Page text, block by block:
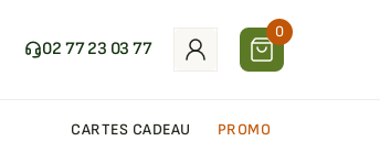
02 77 23 03 77
0
CARTES CADEAU PROMO